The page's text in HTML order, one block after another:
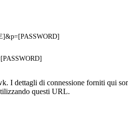
dettagli di connessione forniti qui
questi URL.